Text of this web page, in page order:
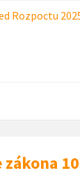
Rozpoctu